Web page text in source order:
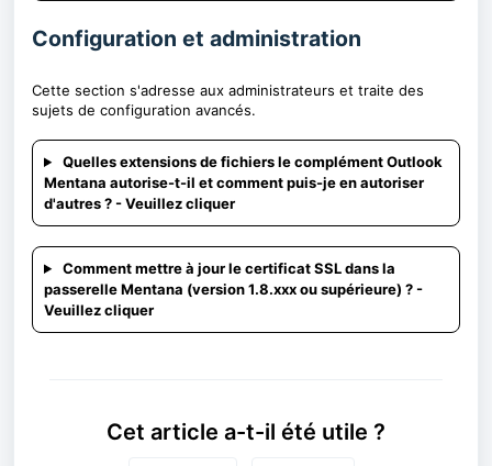
Configuration et administration
Cette section s'adresse aux administrateurs et traite des
sujets de configuration avancés.
Quelles extensions de fichiers le complément Outlook
Mentana autorise-t-il et comment puis-je en autoriser
d'autres ? - Veuillez cliquer
Comment mettre à jour le certificat SSL dans la
passerelle Mentana (version 1.8.xxx ou supérieure) ? -
Veuillez cliquer
Cet article a-t-il été utile ?